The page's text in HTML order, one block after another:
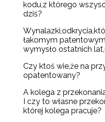
kodu,z którego
dziś?
łakomym
wymysło ostatnich
Czy ktoś wie,że na
opatentowany?
A kolega z
I czy to własne
której kolega pracuje?